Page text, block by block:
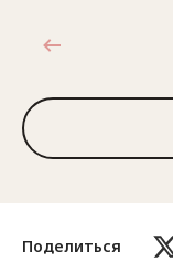
Поделиться